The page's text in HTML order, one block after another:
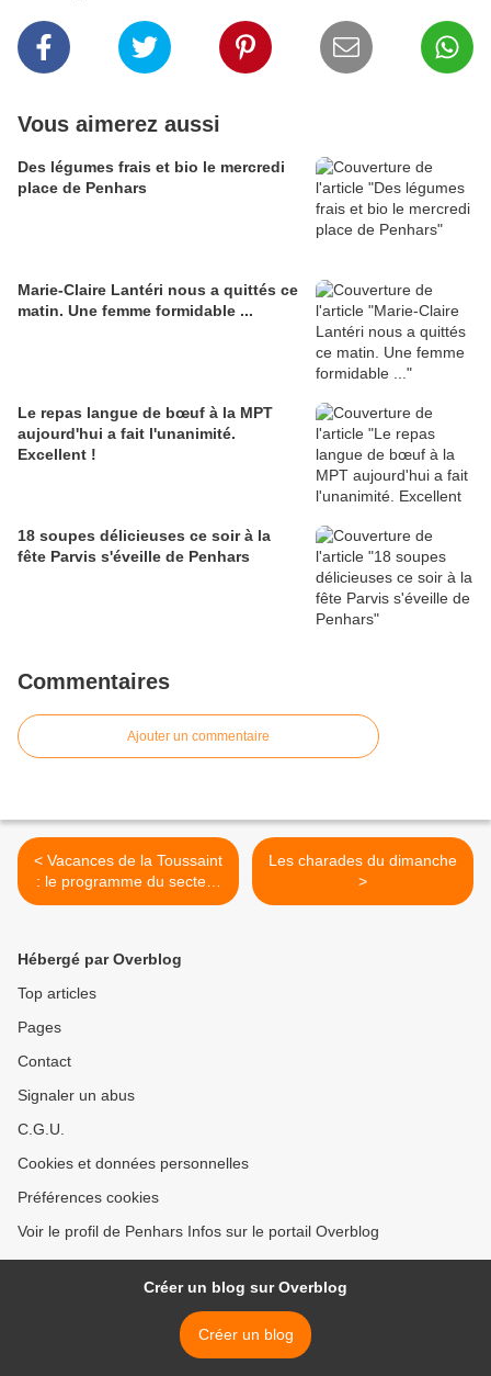
Vous aimerez aussi
Des légumes frais et bio le mercredi
place de Penhars
Marie-Claire Lantéri nous a quittés ce
matin. Une femme formidable ...
Le repas langue de bœuf à la MPT
aujourd'hui a fait l'unanimité.
Excellent !
18 soupes délicieuses ce soir à la
fête Parvis s'éveille de Penhars
Commentaires
Ajouter un commentaire
< Vacances de la Toussaint
: le programme du secteur
jeunesse de la MPT de
Les charades du dimanche
>
Hébergé par Overblog
Top articles
Pages
Contact
Signaler un abus
C.G.U.
Cookies et données personnelles
Préférences cookies
Voir le profil de Penhars Infos sur le portail Overblog
Créer un blog sur Overblog
Créer un blog